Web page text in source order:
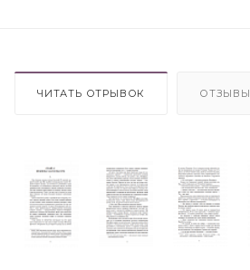
ЧИТАТЬ ОТРЫВОК ОТЗЫВЫ